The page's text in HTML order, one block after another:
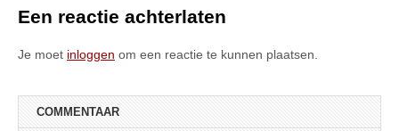
Een reactie achterlaten
Je moet inloggen om een reactie te kunnen plaatsen.
COMMENTAAR